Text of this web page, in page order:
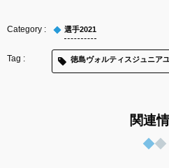
選手2021
徳島ヴォルティスジュニア
関連